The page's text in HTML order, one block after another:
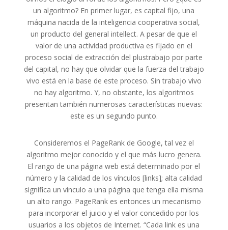
un algoritmo? En primer lugar, es capital fijo, una
máquina nacida de la inteligencia cooperativa social,
un producto del general intellect. A pesar de que el
valor de una actividad productiva es fijado en el
proceso social de extracción del plustrabajo por parte
del capital, no hay que olvidar que la fuerza del trabajo
vivo está en la base de este proceso. Sin trabajo vivo
no hay algoritmo. Y, no obstante, los algoritmos
presentan también numerosas características nuevas:
este es un segundo punto.
Consideremos el PageRank de Google, tal vez el
algoritmo mejor conocido y el que más lucro genera.
El rango de una página web está determinado por el
número y la calidad de los vínculos [links]; alta calidad
significa un vínculo a una página que tenga ella misma
un alto rango. PageRank es entonces un mecanismo
para incorporar el juicio y el valor concedido por los
usuarios a los objetos de Internet. “Cada link es una